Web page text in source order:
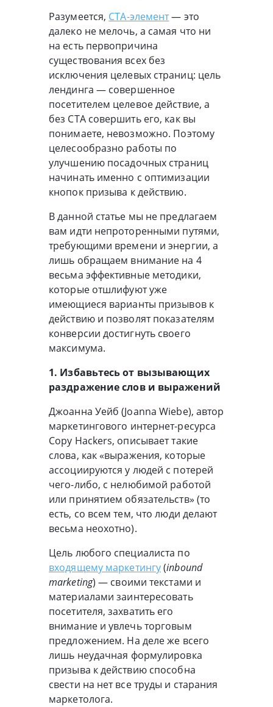
Разумеется, CTA-элемент— это
далеко не мелочь, а самая что ни
на есть первопричина
существования всех без
исключения целевых страниц: цель
лендинга — совершенное
посетителем целевое действие, а
без CTA совершить его, как вы
понимаете, невозможно. Поэтому
целесообразно работы по
улучшению посадочных страниц
начинать именно с оптимизации
кнопок призыва к действию.
В данной статье мы не предлагаем
вам идти непроторенными путями,
требующими времени и энергии, а
лишь обращаем внимание на 4
весьма эффективные методики,
которые отшлифуют уже
имеющиеся варианты призывов к
действию и позволят показателям
конверсии достигнуть своего
максимума.
1. Избавьтесь от вызывающих
раздражение слов и выражений
Джоанна Уейб (Joanna Wiebe), автор
маркетингового интернет-ресурса
Copy Hackers, описывает такие
слова, как «выражения, которые
ассоциируются у людей с потерей
чего-либо, с нелюбимой работой
или принятием обязательств» (то
есть, со всем тем, что люди делают
весьма неохотно).
Цель любого специалиста по
входящему маркетингу(inbound
marketing) — своими текстами и
материалами заинтересовать
посетителя, захватить его
внимание и увлечь торговым
предложением. На деле же всего
лишь неудачная формулировка
призыва к действию способна
свести на нет все труды и старания
маркетолога.